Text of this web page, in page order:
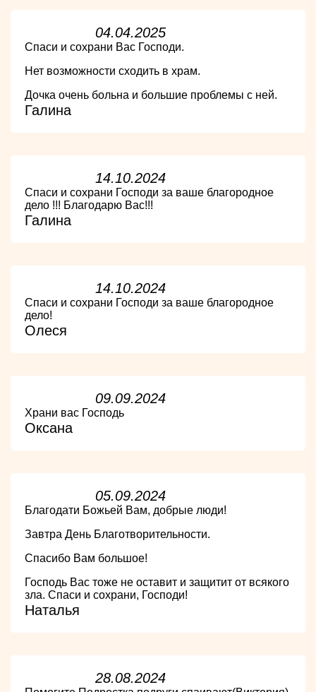
04.04.2025
Спаси и сохрани Вас Господи.
Нет возможности сходить в храм.
Дочка очень больна и большие проблемы с ней.
Галина
14.10.2024
Спаси и сохрани Господи за ваше благородное
дело !!! Благодарю Вас!!!
Галина
14.10.2024
Спаси и сохрани Господи за ваше благородное
дело!
Олеся
09.09.2024
Храни вас Господь
Оксана
05.09.2024
Благодати Божьей Вам, добрые люди!
Завтра День Благотворительности.
Спасибо Вам большое!
Господь Вас тоже не оставит и защитит от всякого
зла. Спаси и сохрани, Господи!
Наталья
28.08.2024